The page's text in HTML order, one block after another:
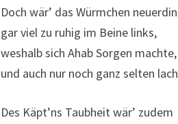
Doch wär’ das Würmchen
gar viel zu ruhig im Beine links,
weshalb sich Ahab Sorgen machte,
und auch nur noch ganz selten
Des Käpt’ns Taubheit wär’ zudem